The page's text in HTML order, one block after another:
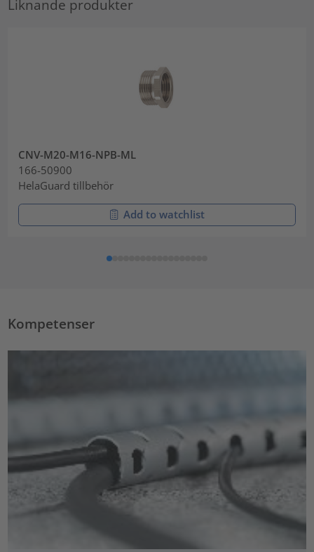
Liknande produkter
CNV-M20-M16-NPB-ML
166-50900
HelaGuard tillbehör
Add to watchlist
Kompetenser